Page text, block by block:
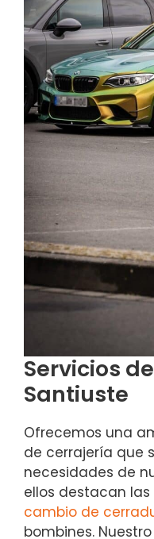
Servicios
Santiuste
Ofrecemos una
de cerrajería que
necesidades de
ellos destacan
cambio de
bombines.